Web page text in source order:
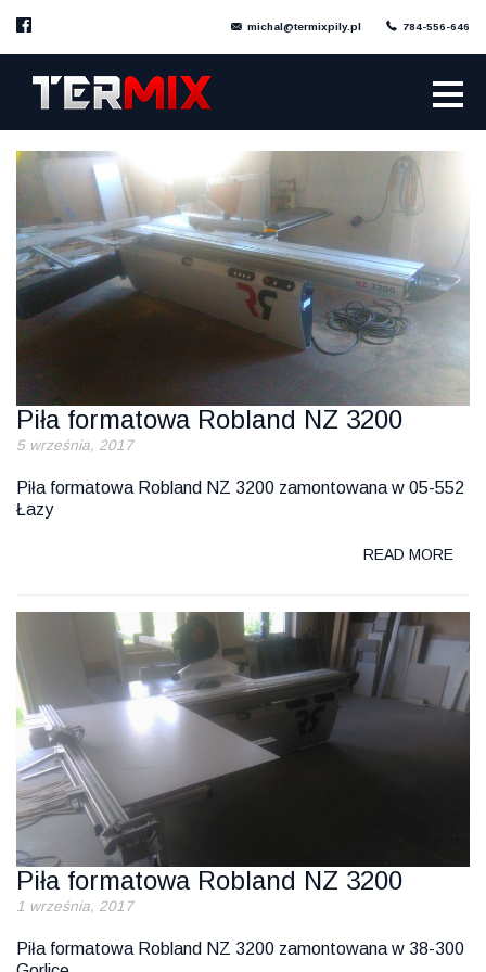
michal@termixpily.pl 784-556-646
Piła formatowa Robland NZ 3200
5 września, 2017
Piła formatowa Robland NZ 3200 zamontowana w 05-552
Łazy
READ MORE
Piła formatowa Robland NZ 3200
1 września, 2017
Piła formatowa Robland NZ 3200 zamontowana w 38-300